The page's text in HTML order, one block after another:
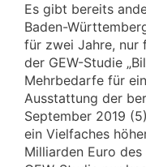
Es gibt bereits
Baden-
für zwei Jahre, nur
der GEW-Studie
Mehrbedarfe für
Ausstattung der
September 2019
ein Vielfaches
Milliarden Euro